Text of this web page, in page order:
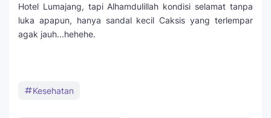
Hotel Lumajang, tapi Alhamdulillah kondisi selamat tanpa
luka apapun, hanya sandal kecil Caksis yang terlempar
agak jauh...hehehe.
Kesehatan